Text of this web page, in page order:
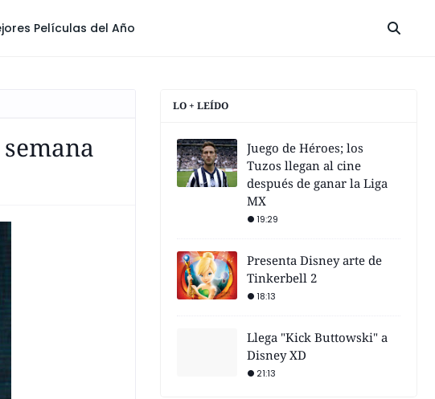
Películas del Año
LO + LEÍDO
Juego de Héroes; los
Tuzos llegan al cine
después de ganar la Liga
MX
19:29
Presenta Disney arte de
Tinkerbell 2
18:13
Llega "Kick Buttowski" a
Disney XD
21:13